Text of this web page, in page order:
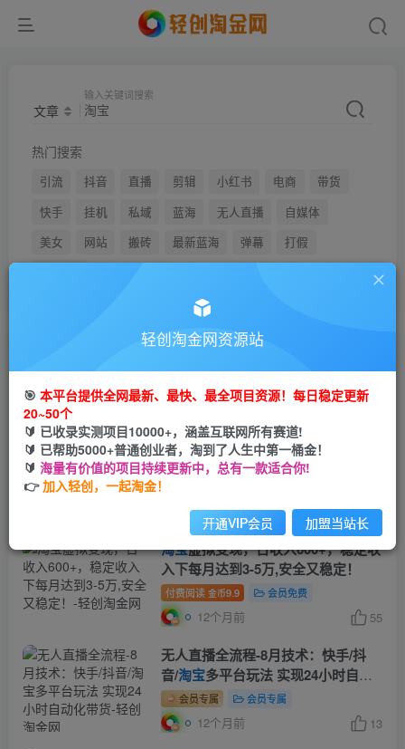
文章
输入关键词搜索
热门搜索
引流 抖音 直播 剪辑 小红书 电商
带货
快手
挂机 私域 蓝海 无人直播
自媒体
美女
网站 搬砖 最新蓝海 弹幕
打假
搜索[淘宝]，共找到750 个文章
淘宝OR小红书虚拟变现，日赚
1000+，多账号操作年收入几十W不
12个月前 80
淘宝虚拟变现，日收入600+，稳定收
入下每月达到3-5万,安全又稳定！
付费阅读 金币9.9 会员免费
12个月前 55
无人直播全流程-8月技术：快手/抖
音/淘宝多平台玩法 实现24小时自动
化带货
会员专属 会员专属
12个月前 13
轻创淘金网资源站
🎯 本平台提供全网最新、最快、最全项目资源！每日稳定更新
20~50个
🔰 已收录实测项目10000+，涵盖互联网所有赛道!
🔰 已帮助5000+普通创业者，淘到了人生中第一桶金！
🔰 海量有价值的项目持续更新中，总有一款适合你!
👉加入轻创，一起淘金！
开通VIP会员 加盟当站长